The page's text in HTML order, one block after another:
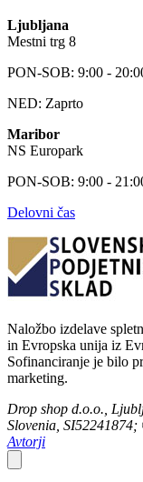
Ljubljana
Mestni trg 8
PON-SOB: 9:00 -
NED: Zaprto
Maribor
NS Europark
PON-SOB: 9:00 -
Delovni čas
Naložbo izdelave
in Evropska unija iz
Sofinanciranje je bilo
marketing.
Drop shop d.o.o.,
Slovenia,
Avtorji